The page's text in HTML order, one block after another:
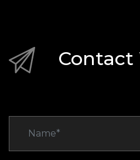
Contact